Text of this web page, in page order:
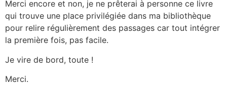
Merci encore et non, je ne prêterai à personne ce livre
qui trouve une place privilégiée dans ma bibliothèque
pour relire régulièrement des passages car tout intégrer
la première fois, pas facile.
Je vire de bord, toute !
Merci.